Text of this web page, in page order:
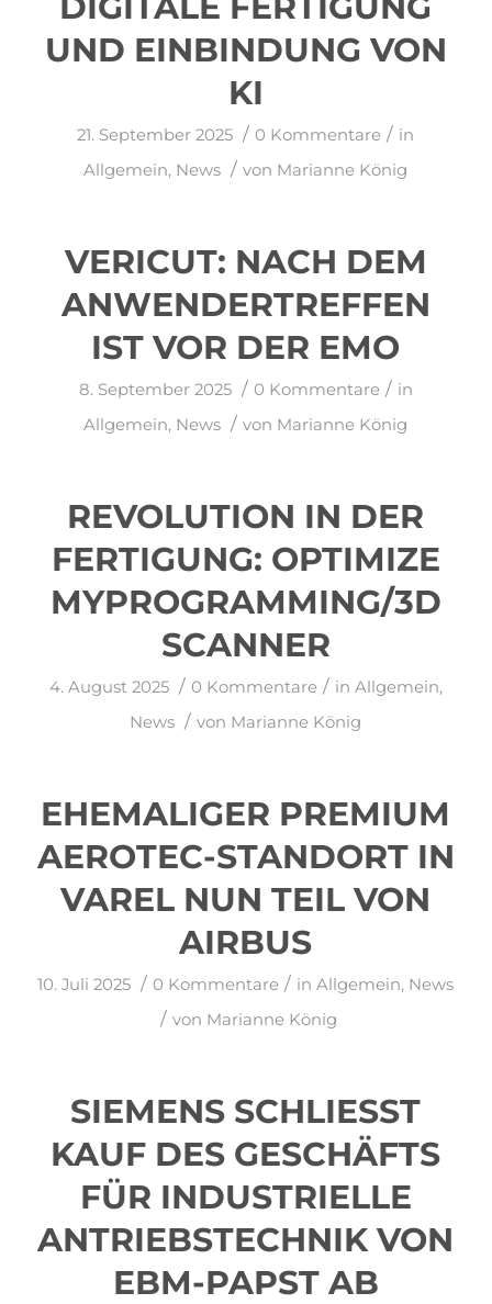
UND EINBINDUNG VON
KI
21. September 2025 / 0 Kommentare / in
Allgemein, News / von Marianne König
VERICUT: NACH DEM
ANWENDERTREFFEN
IST VOR DER EMO
8. September 2025 / 0 Kommentare / in
Allgemein, News / von Marianne König
REVOLUTION IN DER
FERTIGUNG: OPTIMIZE
MYPROGRAMMING/3D
SCANNER
4. August 2025 / 0 Kommentare / in Allgemein,
News / von Marianne König
EHEMALIGER PREMIUM
AEROTEC-STANDORT IN
VAREL NUN TEIL VON
AIRBUS
10. Juli 2025 / 0 Kommentare / inAllgemein, News
/ von Marianne König
SIEMENS SCHLIESST K
AUF DES GESCHÄFTS F
ÜR INDUSTRIELLE A
NTRIEBSTECHNIK VON E
BM-PAPST AB